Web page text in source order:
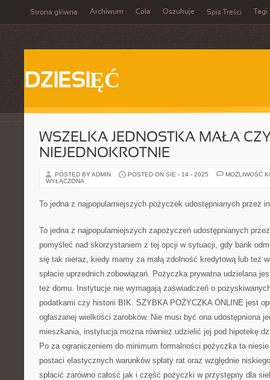
Strona główna Archiwum Cola Oszukuje Spis Treści Tagi
DZIESIĘĆ
WSZELKA JEDNOSTKA MAŁA
NIEJEDNOKROTNIE
POSTED BY ADMIN POSTED ON SIE - 14 - 2025
MOŻLIWOŚĆ
WYŁĄCZONA
To jedna z najpopularniejszych pożyczek udostępnianych przez
To jedna z najpopularniejszych zapożyczeń udostępnianych
pomyśleć nad skorzystaniem z tej opcji w sytuacji, gdy bank
się tak nieraz, kiedy mamy za małą zdolność kredytową lub też
spłacie uprzednich zobowiązań. Pożyczka prywatna udzielana
też domu. Instytucje nie wymagają zaświadczeń o
podatkami czy historii BIK. SZYBKA POŻYCZKA ONLINE jest
ogłaszanej wielkości zarobków. Nie musi być ona udostępniona
mieszkania, instytucja można również udzielić jej pod hipotekę
Po za ograniczeniem do minimum formalności pożyczka ta
postaci elastycznych warunków spłaty rat oraz względnie
spłacić zarówno całość jak i część pożyczki w przystępny dla